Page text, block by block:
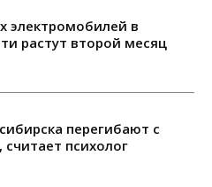
электромобилей в
растут второй месяц
перегибают с
считает психолог